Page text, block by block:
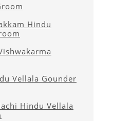
Hindu
Vellala Gounder
Hindu Vellala